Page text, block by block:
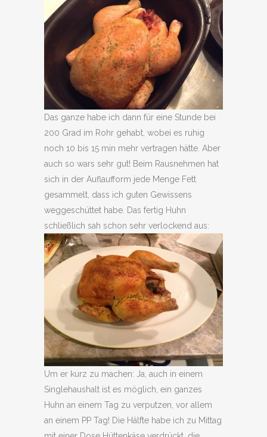
Das ganze habe ich dann für eine Stunde bei
200 Grad im Rohr gehabt, wobei es ruhig
noch 10 bis 15 min mehr vertragen hätte. Aber
auch so wars sehr gut! Beim Rausnehmen hat
sich in der Auflaufform jede Menge Fett
gesammelt, dass ich guten Gewissens
weggeschüttet habe. Das fertig Huhn
schließlich sah schon sehr verlockend aus:
Um er kurz zu machen: Ja, auch in einem
Singlehaushalt ist es möglich, ein ganzes
Huhn an einem Tag zu verputzen, vor allem
an einem PP Tag! Die Hälfte habe ich zu Mittag